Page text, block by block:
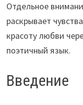
Отдельное
раскрывает
красоту любви
поэтичный язык.
Введение